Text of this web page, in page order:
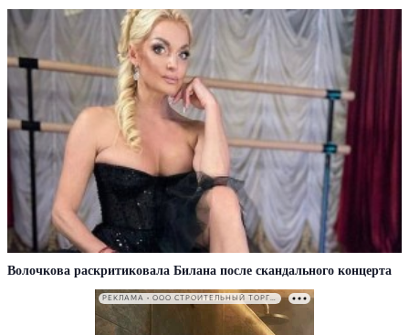
Волочкова раскритиковала Билана после скандального концерта
РЕКЛАМА • ООО СТРОИТЕЛЬНЫЙ ТОРГОВЫЙ ДОМ «ПЕТРОВИЧ». ИНН: 7802348846